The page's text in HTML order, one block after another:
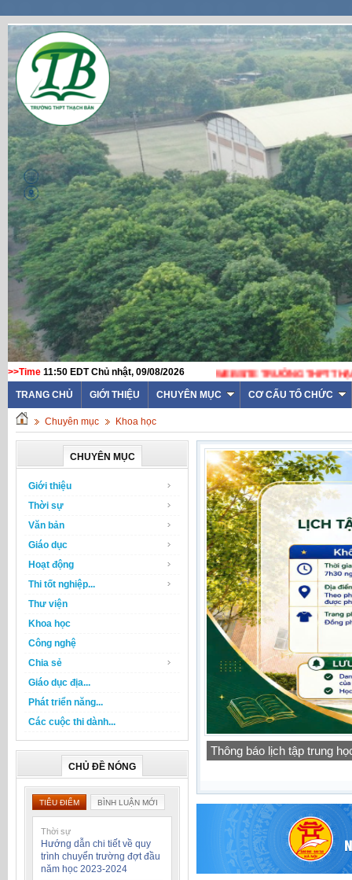
>>Time 11:50 EDT Chủ nhật, 09/08/2026
TRANG CHỦ
GIỚI THIỆU CHUYÊN MỤC CƠ CẤU TỔ CHỨC
Chuyên mục Khoa học
CHUYÊN MỤC
Giới thiệu
Thời sự
Văn bản
Giáo dục
Hoạt động
Thi tốt nghiệp...
Thư viện
Khoa học
Công nghệ
Chia sẻ
Giáo dục địa...
Phát triển năng...
Các cuộc thi dành...
CHỦ ĐỀ NÓNG
TIÊU ĐIỂM BÌNH LUẬN MỚI
Thời sự
Hướng dẫn chi tiết về quy
trình chuyển trường đợt đầu
năm học 2023-2024
Báo cáo thường niên của
học 2025-2026